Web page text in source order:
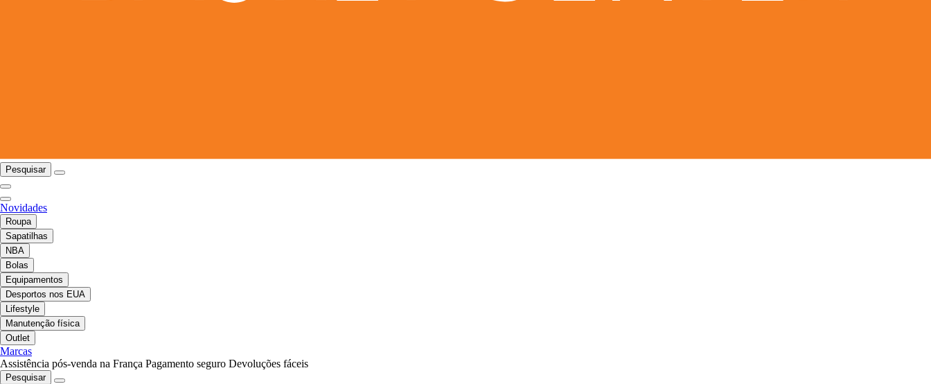
Pesquisar
Novidades
Roupa
Sapatilhas
NBA
Bolas
Equipamentos
Desportos nos EUA
Lifestyle
Manutenção física
Outlet
Marcas
Assistência pós-venda na França Pagamento seguro Devoluções fáceis
Pesquisar